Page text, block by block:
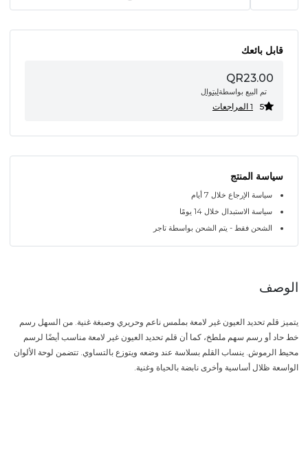
قابل بائعك
QR23.00
تم البيع بواسطةليتوال
5 1 المراجعات
سياسة المنتج
سياسة الإرجاع خلال 7 أيام
سياسة الاستبدال خلال 14 يومًا
الشحن فقط - يتم الشحن بواسطة تاجر
الوصف
يتميز قلم تحديد العيون غير لامعة بملمس ناعم وحريري وصبغة غنية. من السهل رسم
خط حاد أو رسم سهم ملطخ، كما أن قلم تحديد العيون غير لامعة مناسب أيضًا لرسم
محيط الرموش. ينساب القلم بسلاسة عند وضعه ويتوزع بالتساوي. تتضمن لوحة الألوان
الواسعة ظلال أساسية وأخرى نابضة بالحياة وغنية.